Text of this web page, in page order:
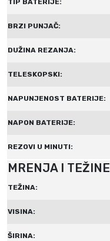
TIP BATERIJE:
BRZI PUNJAČ:
DUŽINA REZANJA:
TELESKOPSKI:
NAPUNJENOST BATERIJE:
NAPON BATERIJE:
REZOVI U MINUTI:
MRENJA I TEŽINE
TEŽINA:
VISINA:
ŠIRINA: